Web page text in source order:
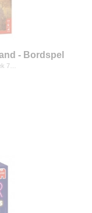
- Bordspel
7…